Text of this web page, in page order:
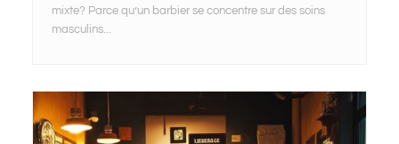
mixte? Parce qu’un barbier se concentre sur des soins
masculins...